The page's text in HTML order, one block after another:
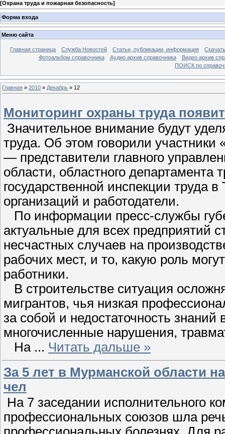
[Охрана труда и пожарная безопасность]
Форма входа
Меню сайта
Главная страница Служба Новостей Статьи, публикации, информация
Фотоальбом справочника
Аудио архив справочника
Видео архив
ПОИСК по
Главная » 2010 » Декабрь » 12
Мониторинг охраны труда
Значительное внимание будут
труда. Об этом говорили участники
— представители главного
области, областного департамента
государственной инспекции
организаций и работодатели.
По информации пресс-службы
актуальные для всех предприятий
несчастных случаев на
рабочих мест, и то, какую роль
работники.
В строительстве ситуация
мигрантов, чья низкая
за собой и недостаточность
многочисленные нарушения,
На ... Читать дальше »
За 5 лет в Мурманской области
чел
На 7 заседании исполнительного
профессиональных союзов шла